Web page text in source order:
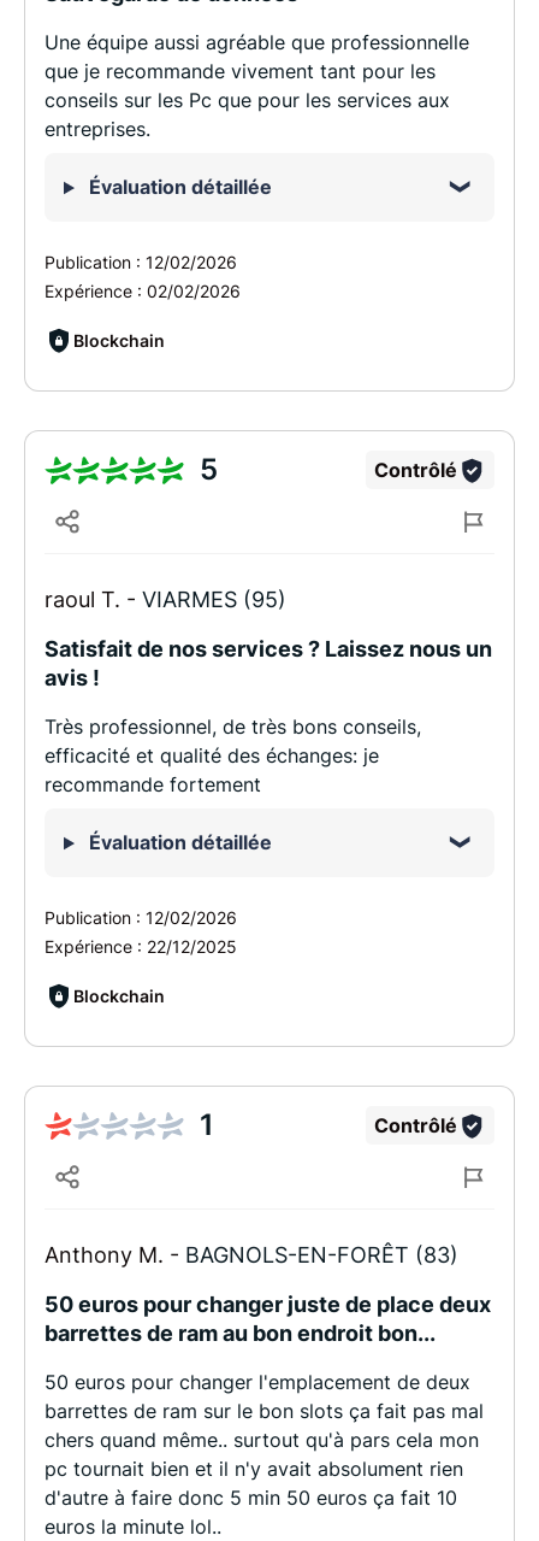
Une équipe aussi agréable que professionnelle
que je recommande vivement tant pour les
conseils sur les Pc que pour les services aux
entreprises.
Évaluation détaillée
Publication : 12/02/2026
Expérience : 02/02/2026
Blockchain
5 Contrôlé
raoul T. - VIARMES (95)
Satisfait de nos services ? Laissez nous un
avis !
Très professionnel, de très bons conseils,
efficacité et qualité des échanges: je
recommande fortement
Évaluation détaillée
Publication : 12/02/2026
Expérience : 22/12/2025
Blockchain
1 Contrôlé
Anthony M. - BAGNOLS-EN-FORÊT (83)
50 euros pour changer juste de place deux
barrettes de ram au bon endroit bon...
50 euros pour changer l'emplacement de deux
barrettes de ram sur le bon slots ça fait pas mal
chers quand même.. surtout qu'à pars cela mon
pc tournait bien et il n'y avait absolument rien
d'autre à faire donc 5 min 50 euros ça fait 10
euros la minute lol..